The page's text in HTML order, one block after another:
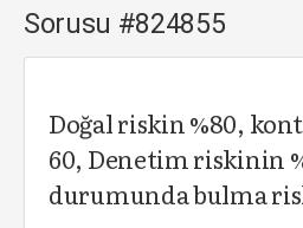
Sorusu #824855
Doğal riskin %80,
60, Denetim riskinin
durumunda bulma